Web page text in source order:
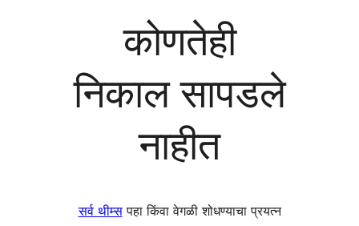
कोणतेही
निकाल सापडले
नाहीत
सर्व थीम्सपहा किंवा वेगळी शोधण्याचा प्रयत्न